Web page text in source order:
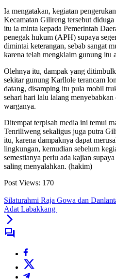
Ia mengatakan, kegiatan
Kecamatan Gilireng tersebut
itu ia minta kepada Pemerintah
penegak hukum (APH) supaya
dimintai keterangan, sebab sangat
karena telah mengklaim gunung itu
Olehnya itu, dampak yang
sekitar gunung Karllole terancam
datang, disamping itu pula mobil
sehari hari lalu lalang menyebabkan
warganya.
Ditempat terpisah media ini temui
Tenriliweng sekaligus juga putra
itu, karena dampaknya dapat
lingkungan, kemudian sebelum
semestianya perlu ada kajian
saling menyalahkan. (hakim)
Post Views: 170
Silaturahmi Raja Gowa dan
Adat Labakkang